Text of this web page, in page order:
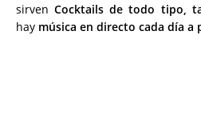
sirvenCocktails de todo tipo,
hay música en directo cada día a